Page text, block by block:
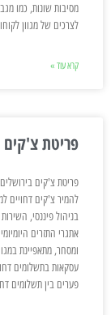
מסיבות שונות, כמו
לצרכים של מגוון
קרא עוד »
פריטת צ'קים
פריטת צ'קים
להמיר צ'קים דחויים
בניהול פיננסי,
אתגרי התזרים
ומסחר, מתאפיינת
עסקאות בתשלומים
פערים בין תשלומים